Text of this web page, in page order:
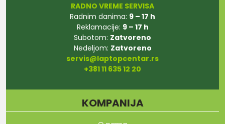
RADNO VREME SERVISA
Radnim danima: 9 – 17 h
Reklamacije: 9 – 17 h
Subotom: Zatvoreno
Nedeljom: Zatvoreno
servis@laptopcentar.rs
+381 11 635 12 20
KOMPANIJA